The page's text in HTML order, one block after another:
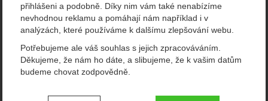
přihlášeni a podobně. Díky nim vám také nenabízíme
nevhodnou reklamu a pomáhají nám například i v
analýzách, které používáme k dalšímu zlepšování webu.
Potřebujeme ale váš souhlas s jejich zpracováváním.
Děkujeme, že nám ho dáte, a slibujeme, že k vašim datům
budeme chovat zodpovědně.
Nastavení souhlasů s kategoriemi
doporučujeme!
Fotografie